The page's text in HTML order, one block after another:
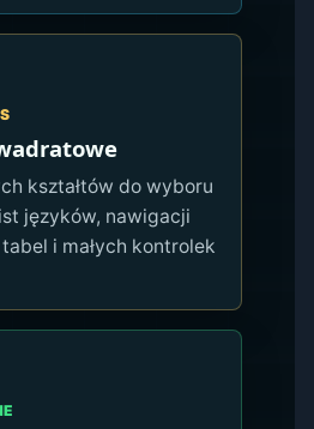
kształtów do wyboru
języków, nawigacji
i małych kontrolek